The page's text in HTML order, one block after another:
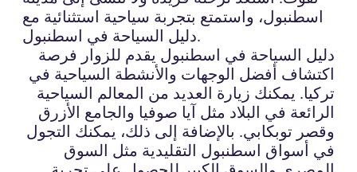
اسطنبول، واستمتع بتجربة سياحية استثنائية مع
دليل السياحة في اسطنبول.
دليل السياحة في اسطنبول يقدم للزوار فرصة
اكتشاف أفضل الوجهات والأنشطة السياحية في
تركيا. يمكنك زيارة العديد من المعالم السياحية
الرائعة في البلاد مثل آيا صوفيا والجامع الأزرق
وقصر توبكابي. بالإضافة إلى ذلك، يمكنك التجول
في أسواق اسطنبول التقليدية مثل السوق